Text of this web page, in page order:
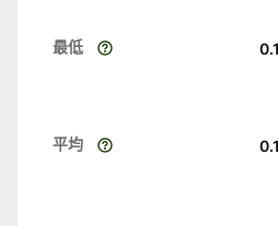
最低
平均